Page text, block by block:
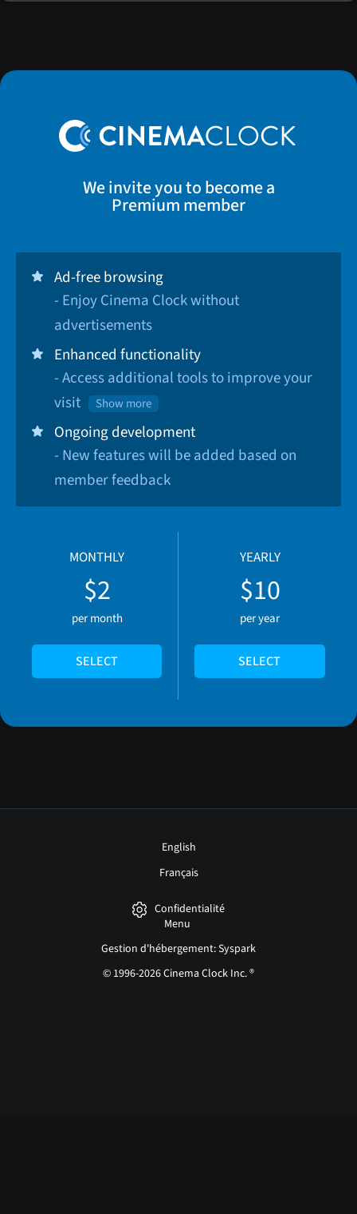
We invite you to become a
Premium member
Ad-free browsing
- Enjoy Cinema Clock without
advertisements
Enhanced functionality
- Access additional tools to improve your
visit
Show more
Ongoing development
- New features will be added based on
member feedback
MONTHLY
$2
per month
SELECT
YEARLY
$10
per year
SELECT
English
Français
Confidentialité
Menu
Gestion d'hébergement: Syspark
© 1996-2026 Cinema Clock Inc. ®